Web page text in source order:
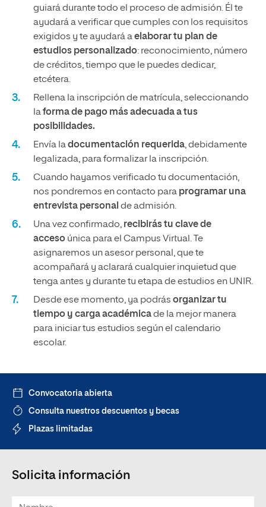
guiará durante todo el proceso de admisión. Él te
ayudará a verificar que cumples con los requisitos
exigidos y te ayudará aelaborar tu plan de
estudios personalizado: reconocimiento, número
de créditos, tiempo que le puedes dedicar,
etcétera.
Rellena la inscripción de matrícula, seleccionando
laforma de pago más adecuada a tus
posibilidades.
Envía ladocumentación requerida, debidamente
legalizada, para formalizar la inscripción.
Cuando hayamos verificado tu documentación,
nos pondremos en contacto para programar una
entrevista personal de admisión.
Una vez confirmado, recibirás tu clave de
acceso única para el Campus Virtual. Te
asignaremos un asesor personal, que te
acompañará y aclarará cualquier inquietud que
tenga antes y durante tu etapa de estudios en UNIR.
Desde ese momento, ya podrás organizar tu
tiempo y carga académicade la mejor manera
para iniciar tus estudios según el calendario
escolar.
Convocatoria abierta
Consulta nuestros descuentos y becas
Plazas limitadas
Solicita información